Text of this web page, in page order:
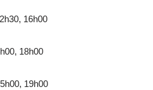
16h00
18h00
19h00